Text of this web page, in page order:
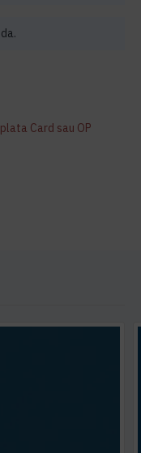
Card sau OP